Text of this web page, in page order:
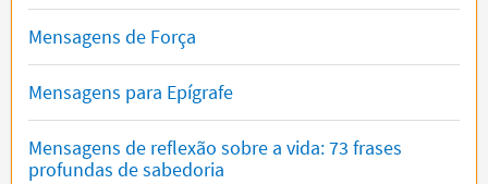
Mensagens de Força
Mensagens para Epígrafe
Mensagens de reflexão sobre a vida: 73 frases
profundas de sabedoria